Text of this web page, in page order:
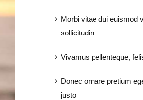
Morbi vitae dui euismod
sollicitudin
Vivamus pellenteque,
Donec ornare pretium
justo